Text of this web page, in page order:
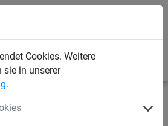
Cookies. Weitere
in unserer
.
und -planen Abdecknetze